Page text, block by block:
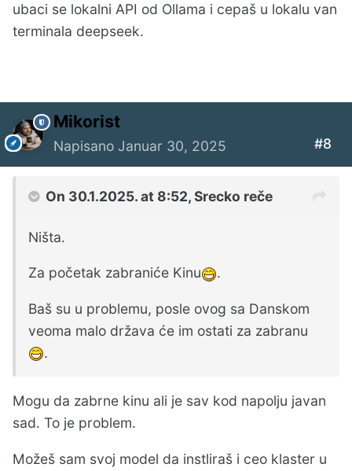
ubaci se lokalni API od Ollama i cepaš u lokalu van
terminala deepseek.
Mikorist
Napisano Januar 30, 2025 #8
On 30.1.2025. at 8:52,Srecko reče
Ništa.
Za početak zabraniće Kinu .
Baš su u problemu, posle ovog sa Danskom
veoma malo država će im ostati za zabranu
.
Mogu da zabrne kinu ali je sav kod napolju javan
sad. To je problem.
Možeš sam svoj model da instliraš i ceo klaster u